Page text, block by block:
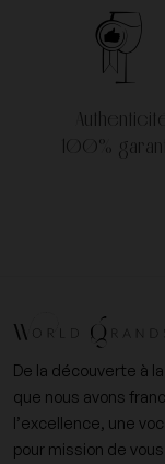
Authenticité
100%
De la découverte à
que nous avons
l’excellence, une
pour mission de